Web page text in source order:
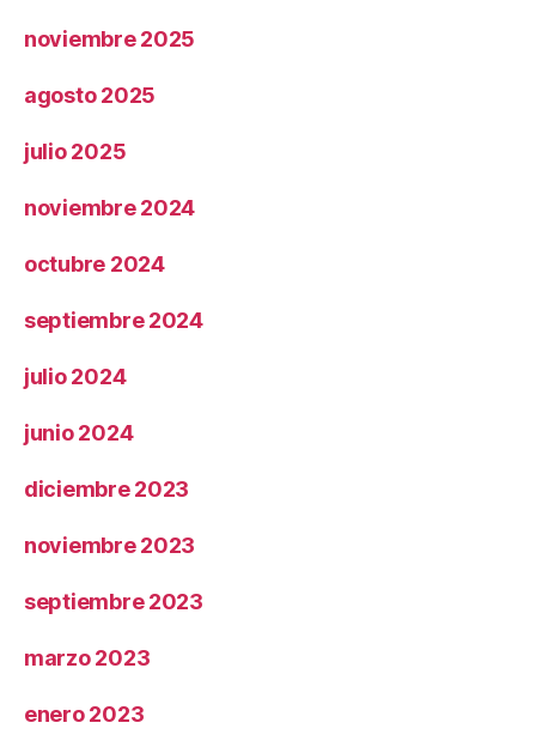
noviembre 2025
agosto 2025
julio 2025
noviembre 2024
octubre 2024
septiembre 2024
julio 2024
junio 2024
diciembre 2023
noviembre 2023
septiembre 2023
marzo 2023
enero 2023